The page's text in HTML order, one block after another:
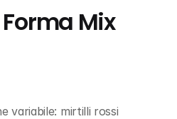
Mix
variabile: mirtilli rossi